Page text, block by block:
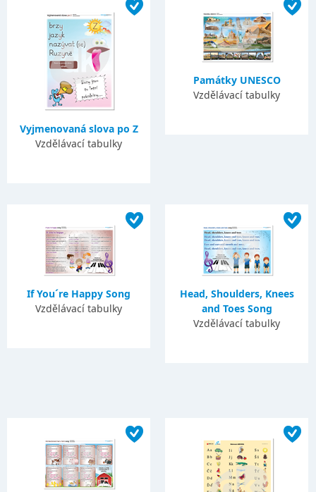
Vyjmenovaná slova po Z
Vzdělávací tabulky
Památky UNESCO
Vzdělávací tabulky
If You´re Happy Song
Vzdělávací tabulky
Head, Shoulders, Knees
and Toes Song
Vzdělávací tabulky